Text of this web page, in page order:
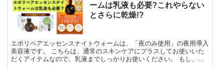
ームは乳液も必要?これやらない
とさらに乾燥!?
エポリペアエッセンスナイトウォームは、「夜のみ使用」の夜用導入
美容液です。 こちらは、通常のスキンケアにプラスしてお使いいた
だくアイテムなので、乳液までしっかりお使いください。 もし、エ